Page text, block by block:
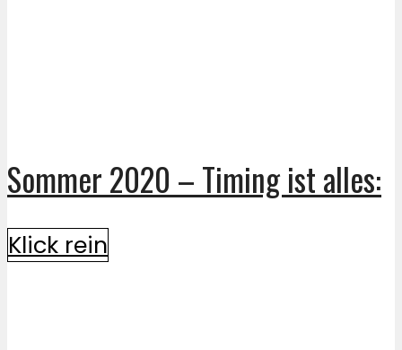
Sommer 2020 – Timing ist alles:
Klick rein